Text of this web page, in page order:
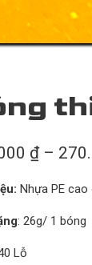
₫ –
Nhựa PE
: 26g/ 1 bóng
Lỗ